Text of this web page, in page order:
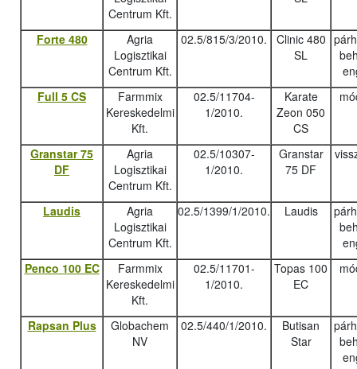
Centrum Kft.
Forte 480
Agria
Logisztikai
Centrum Kft.
02.5/815/3/2010.
Clinic 480
SL
Full 5 CS
Farmmix
Kereskedelmi
Kft.
02.5/11704-
1/2010.
Karate
Zeon 050
CS
Granstar 75
DF
Agria
Logisztikai
Centrum Kft.
02.5/10307-
1/2010.
Granstar
75 DF
Laudis
Agria
Logisztikai
Centrum Kft.
02.5/1399/1/2010. Laudis
Penco 100 EC
Farmmix
Kereskedelmi
Kft.
02.5/11701-
1/2010.
Topas 100
EC
Rapsan Plus
Globachem
NV
02.5/440/1/2010.
Butisan
Star